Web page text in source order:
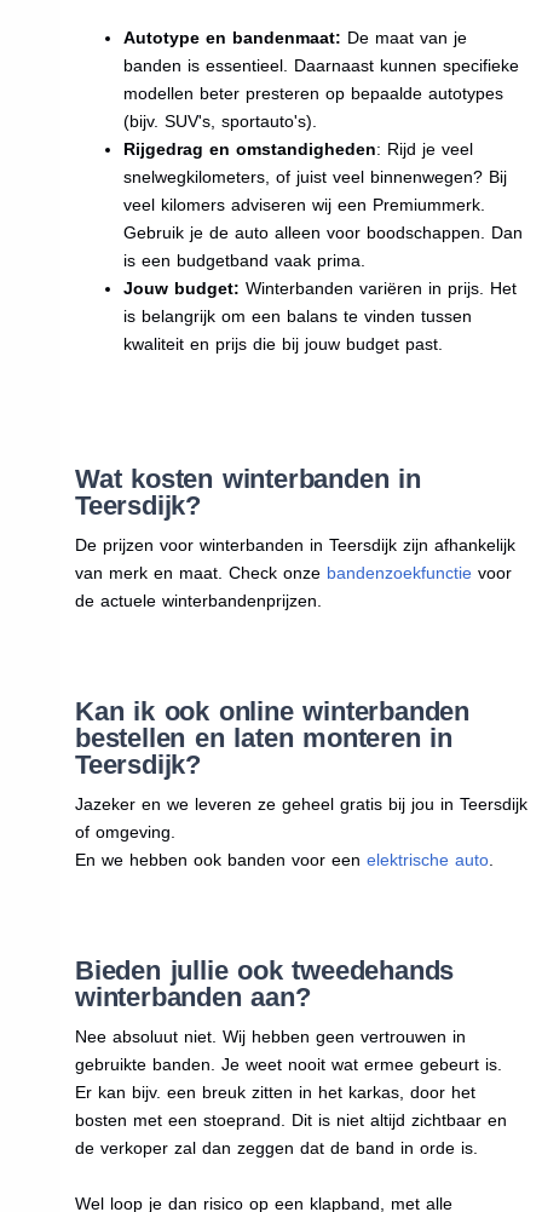
Autotype en bandenmaat: De maat van je
banden is essentieel. Daarnaast kunnen specifieke
modellen beter presteren op bepaalde autotypes
(bijv. SUV's, sportauto's).
Rijgedrag en omstandigheden: Rijd je veel
snelwegkilometers, of juist veel binnenwegen? Bij
veel kilomers adviseren wij een Premiummerk.
Gebruik je de auto alleen voor boodschappen. Dan
is een budgetband vaak prima.
Jouw budget: Winterbanden variëren in prijs. Het
is belangrijk om een balans te vinden tussen
kwaliteit en prijs die bij jouw budget past.
Wat kosten winterbanden in
Teersdijk?
De prijzen voor winterbanden in Teersdijk zijn afhankelijk
van merk en maat. Check onze bandenzoekfunctievoor
de actuele winterbandenprijzen.
Kan ik ook online winterbanden
bestellen en laten monteren in
Teersdijk?
Jazeker en we leveren ze geheel gratis bij jou in Teersdijk
of omgeving.
En we hebben ook banden voor een elektrische auto.
Bieden jullie ook tweedehands
winterbanden aan?
Nee absoluut niet. Wij hebben geen vertrouwen in
gebruikte banden. Je weet nooit wat ermee gebeurt is.
Er kan bijv. een breuk zitten in het karkas, door het
bosten met een stoeprand. Dit is niet altijd zichtbaar en
de verkoper zal dan zeggen dat de band in orde is.
Wel loop je dan risico op een klapband, met alle